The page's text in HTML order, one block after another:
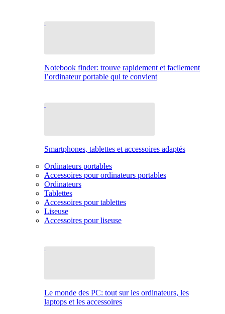
Notebook finder: trouve rapidement et facilement
l’ordinateur portable qui te convient
Smartphones, tablettes et accessoires adaptés
Ordinateurs portables
Accessoires pour ordinateurs portables
Ordinateurs
Tablettes
Accessoires pour tablettes
Liseuse
Accessoires pour liseuse
Le monde des PC: tout sur les ordinateurs, les
laptops et les accessoires